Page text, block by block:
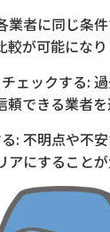
業者に同じ条
較が可能になり
ェックする:
頼できる業者を
: 不明点や不
アにすること